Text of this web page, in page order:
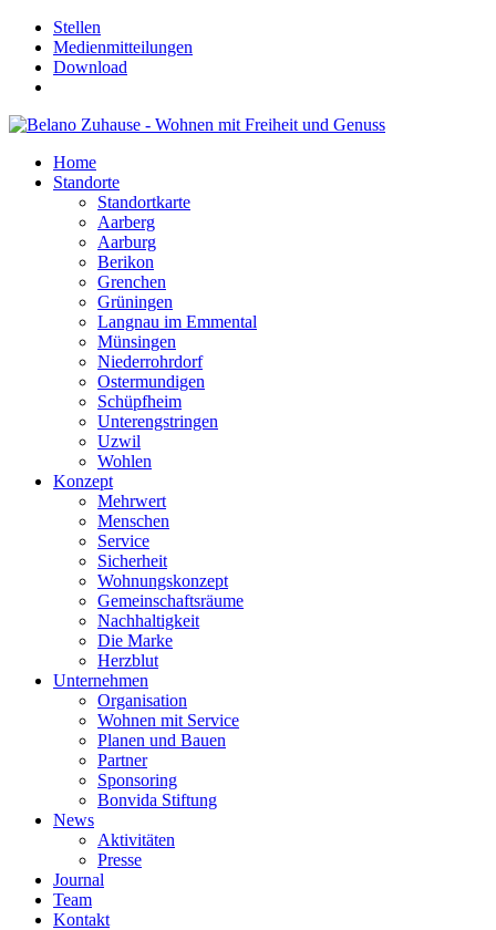
Stellen
Medienmitteilungen
Download
Home
Standorte
Standortkarte
Aarberg
Aarburg
Berikon
Grenchen
Grüningen
Langnau im Emmental
Münsingen
Niederrohrdorf
Ostermundigen
Schüpfheim
Unterengstringen
Uzwil
Wohlen
Konzept
Mehrwert
Menschen
Service
Sicherheit
Wohnungskonzept
Gemeinschaftsräume
Nachhaltigkeit
Die Marke
Herzblut
Unternehmen
Organisation
Wohnen mit Service
Planen und Bauen
Partner
Sponsoring
Bonvida Stiftung
News
Aktivitäten
Presse
Journal
Team
Kontakt